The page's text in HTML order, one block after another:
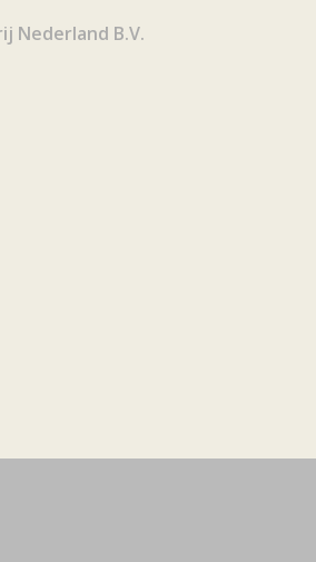
Nederland B.V.